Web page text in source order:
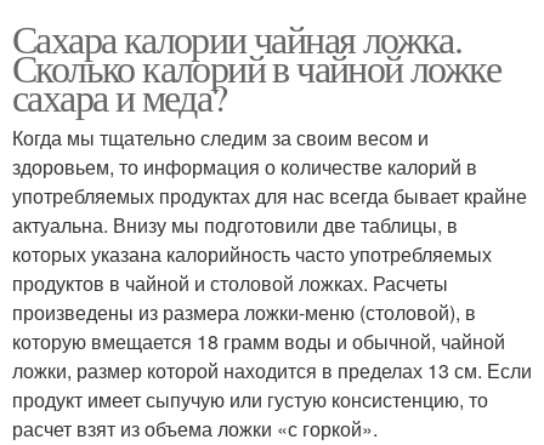
Сахара калории чайная ложка.
Сколько калорий в чайной ложке
сахара и меда?
Когда мы тщательно следим за своим весом и
здоровьем, то информация о количестве калорий в
употребляемых продуктах для нас всегда бывает крайне
актуальна. Внизу мы подготовили две таблицы, в
которых указана калорийность часто употребляемых
продуктов в чайной и столовой ложках. Расчеты
произведены из размера ложки-меню (столовой), в
которую вмещается 18 грамм воды и обычной, чайной
ложки, размер которой находится в пределах 13 см. Если
продукт имеет сыпучую или густую консистенцию, то
расчет взят из объема ложки «с горкой».